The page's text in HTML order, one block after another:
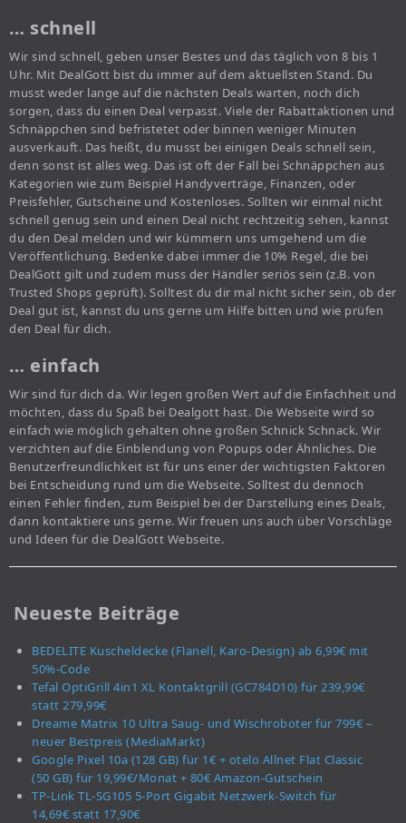
… schnell
Wir sind schnell, geben unser Bestes und das täglich von 8 bis 1
Uhr. Mit DealGott bist du immer auf dem aktuellsten Stand. Du
musst weder lange auf die nächsten Deals warten, noch dich
sorgen, dass du einen Deal verpasst. Viele der Rabattaktionen und
Schnäppchen sind befristetet oder binnen weniger Minuten
ausverkauft. Das heißt, du musst bei einigen Deals schnell sein,
denn sonst ist alles weg. Das ist oft der Fall bei Schnäppchen aus
Kategorien wie zum Beispiel Handyverträge, Finanzen, oder
Preisfehler, Gutscheine und Kostenloses. Sollten wir einmal nicht
schnell genug sein und einen Deal nicht rechtzeitig sehen, kannst
du den Deal melden und wir kümmern uns umgehend um die
Veröffentlichung. Bedenke dabei immer die 10% Regel, die bei
DealGott gilt und zudem muss der Händler seriös sein (z.B. von
Trusted Shops geprüft). Solltest du dir mal nicht sicher sein, ob der
Deal gut ist, kannst du uns gerne um Hilfe bitten und wie prüfen
den Deal für dich.
… einfach
Wir sind für dich da. Wir legen großen Wert auf die Einfachheit und
möchten, dass du Spaß bei Dealgott hast. Die Webseite wird so
einfach wie möglich gehalten ohne großen Schnick Schnack. Wir
verzichten auf die Einblendung von Popups oder Ähnliches. Die
Benutzerfreundlichkeit ist für uns einer der wichtigsten Faktoren
bei Entscheidung rund um die Webseite. Solltest du dennoch
einen Fehler finden, zum Beispiel bei der Darstellung eines Deals,
dann kontaktiere uns gerne. Wir freuen uns auch über Vorschläge
und Ideen für die DealGott Webseite.
Neueste Beiträge
BEDELITE Kuscheldecke (Flanell, Karo-Design) ab 6,99€ mit
50%-Code
Tefal OptiGrill 4in1 XL Kontaktgrill (GC784D10) für 239,99€
statt 279,99€
Dreame Matrix 10 Ultra Saug- und Wischroboter für 799€ –
neuer Bestpreis (MediaMarkt)
Google Pixel 10a (128 GB) für 1€ + otelo Allnet Flat Classic
(50 GB) für 19,99€/Monat + 80€ Amazon-Gutschein
TP-Link TL-SG105 5-Port Gigabit Netzwerk-Switch für
14,69€ statt 17,90€